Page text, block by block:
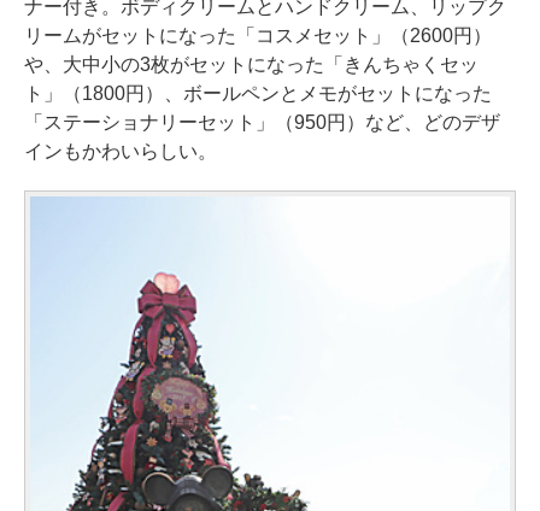
ナー付き。ボディクリームとハンドクリーム、リップク
リームがセットになった「コスメセット」（2600円）
や、大中小の3枚がセットになった「きんちゃくセッ
ト」（1800円）、ボールペンとメモがセットになった
「ステーショナリーセット」（950円）など、どのデザ
インもかわいらしい。